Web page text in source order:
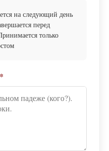
на следующий день
перед
только
*